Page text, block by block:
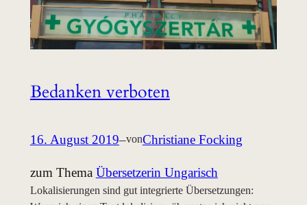
Bedanken verboten
16. August 2019–vonChristiane Focking
zum Thema Übersetzerin Ungarisch
Lokalisierungen sind gut integrierte Übersetzungen: